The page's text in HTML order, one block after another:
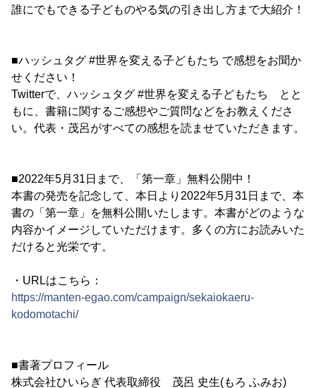
誰にでもできる子どものやる気の引き出し方まで大紹介！
■ハッシュタグ #世界を変える子どもたち で感想をお聞か
せください！
Twitterで、ハッシュタグ #世界を変える子どもたち とと
もに、書籍に関するご感想やご質問などをお教えくださ
い。代表・茂呂がすべての感想を読ませていただきます。
■2022年5月31日まで、「第一章」無料公開中！
本書の発売を記念して、本日より2022年5月31日まで、本
書の「第一章」を無料公開いたします。本書がどのような
内容かイメージしていただけます。多くの方にお読みいた
だけると光栄です。
・URLはこちら：
https://manten-egao.com/campaign/sekaiokaeru-
kodomotachi/
■書著プロフィール
株式会社ひいらぎ 代表取締役 茂呂 史生(もろ ふみお)